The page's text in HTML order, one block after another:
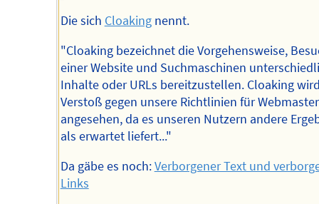
Die sich Cloakingnennt.
"Cloaking bezeichnet die Vorgehensweise,
einer Website und Suchmaschinen
Inhalte oder URLs bereitzustellen. Cloaking
Verstoß gegen unsere Richtlinien für Webmaster
angesehen, da es unseren Nutzern andere
als erwartet liefert..."
Da gäbe es noch:Verborgener Text und
Links